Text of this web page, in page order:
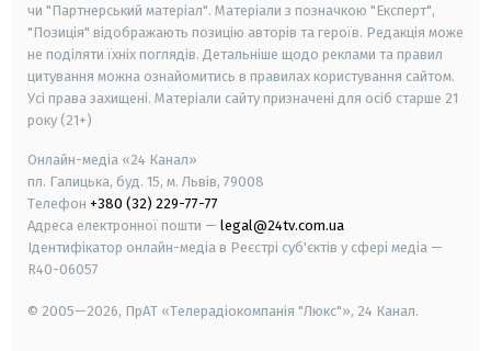
чи "Партнерський матеріал". Матеріали з позначкою "Експерт",
"Позиція" відображають позицію авторів та героїв. Редакція може
не поділяти їхніх поглядів. Детальніше щодо реклами та правил
цитування можна ознайомитись в правилах користування сайтом.
Усі права захищені. Матеріали сайту призначені для осіб старше 21
року (21+)
Онлайн-медіа «24 Канал»
пл. Галицька, буд. 15, м. Львів, 79008
Телефон +380 (32) 229-77-77
Адреса електронної пошти — legal@24tv.com.ua
Ідентифікатор онлайн-медіа в Реєстрі суб'єктів у сфері медіа —
R40-06057
© 2005—2026, ПрАТ «Телерадіокомпанія "Люкс"», 24 Канал.